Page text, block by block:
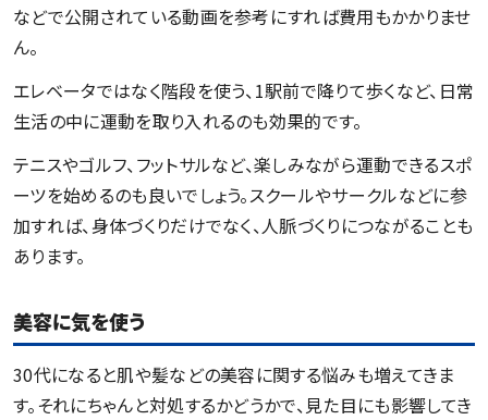
などで公開されている動画を参考にすれば費用もかかりませ
ん。
エレベータではなく階段を使う、1駅前で降りて歩くなど、日常
生活の中に運動を取り入れるのも効果的です。
テニスやゴルフ、フットサルなど、楽しみながら運動できるスポ
ーツを始めるのも良いでしょう。スクールやサークルなどに参
加すれば、身体づくりだけでなく、人脈づくりにつながることも
あります。
美容に気を使う
30代になると肌や髪などの美容に関する悩みも増えてきま
す。それにちゃんと対処するかどうかで、見た目にも影響してき